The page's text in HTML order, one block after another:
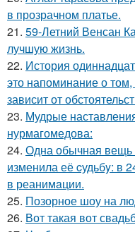
в прозрачном платье.
21. 59-Летний Венсан
лучшую жизнь.
22. История
это напоминание о
зависит от
23. Мудрые
нурмагомедова:
24. Одна обычная вещь
изменила её cудьбy: в
в реанимaции.
25. Позорное шоу на
26. Вот такая вот